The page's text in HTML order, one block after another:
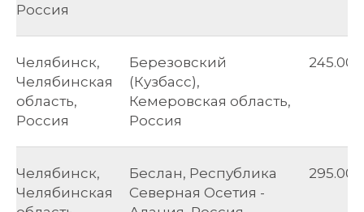
Россия
Челябинск,
Челябинская
область,
Россия
Березовский
(Кузбасс),
Кемеровская область,
Россия
245.00
Челябинск,
Челябинская
Беслан, Республика
Северная Осетия -
295.00